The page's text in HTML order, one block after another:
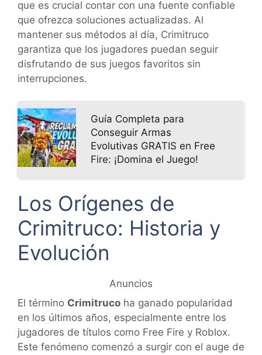
que es crucial contar con una fuente confiable
que ofrezca soluciones actualizadas. Al
mantener sus métodos al día, Crimitruco
garantiza que los jugadores puedan seguir
disfrutando de sus juegos favoritos sin
interrupciones.
Guía Completa para
Conseguir Armas
Evolutivas GRATIS en Free
Fire: ¡Domina el Juego!
Los Orígenes de
Crimitruco: Historia y
Evolución
Anuncios
El término Crimitruco ha ganado popularidad
en los últimos años, especialmente entre los
jugadores de títulos como Free Fire y Roblox.
Este fenómeno comenzó a surgir con el auge de